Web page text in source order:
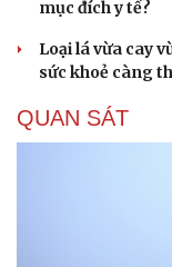
mục đích y tế?
Loại lá vừa cay
sức khoẻ càng
QUAN SÁT